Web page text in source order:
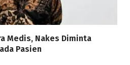
Medis, Nakes Diminta
Pasien